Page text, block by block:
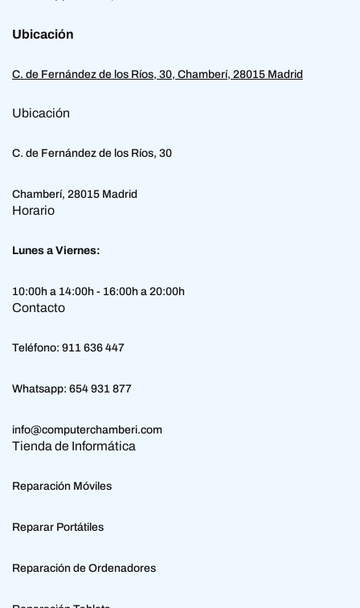
Ubicación
C. de Fernández de los Ríos, 30, Chamberí, 28015 Madrid
Ubicación
C. de Fernández de los Ríos, 30
Chamberí, 28015 Madrid
Horario
Lunes a Viernes:
10:00h a 14:00h - 16:00h a 20:00h
Contacto
Teléfono: 911 636 447
Whatsapp: 654 931 877
info@computerchamberi.com
Tienda de Informática
Reparación Móviles
Reparar Portátiles
Reparación de Ordenadores